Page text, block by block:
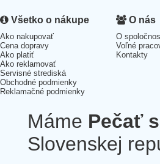
Všetko o nákupe
Ako nakupovať
Cena dopravy
Ako platiť
Ako reklamovať
Servisné strediská
Obchodné podmienky
Reklamačné podmienky
O nás
O
Voľné
Kontakty
Máme Pečať
Slovenskej